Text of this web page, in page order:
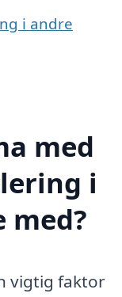
i andre
med
i
med?
vigtig faktor